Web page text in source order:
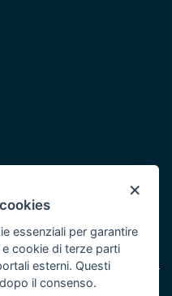
POR Puglia 2014/2020 -
×
essenziali per garantire
cookie di terze parti
esterni. Questi
il consenso.